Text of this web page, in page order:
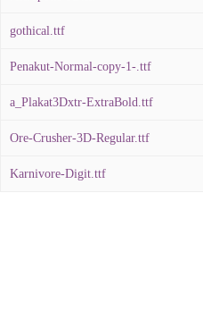
gothical.ttf
Penakut-Normal-copy-1-.ttf
a_Plakat3Dxtr-ExtraBold.ttf
Ore-Crusher-3D-Regular.ttf
Karnivore-Digit.ttf